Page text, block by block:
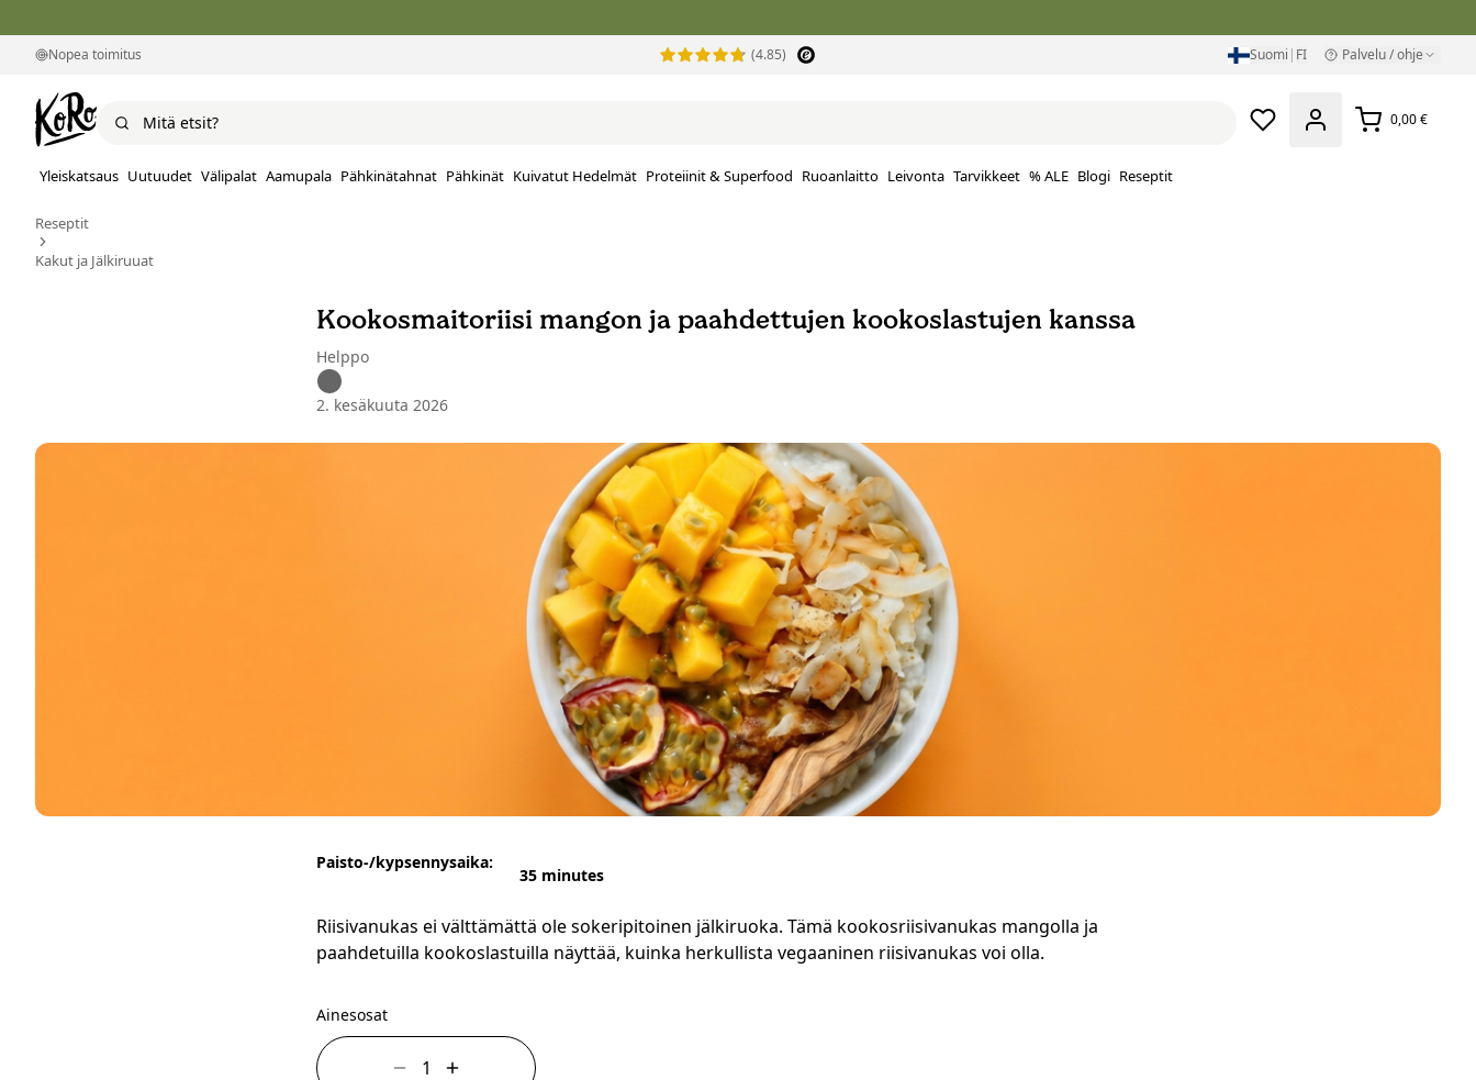
Nopea toimitus (4.85) Suomi | FI Palvelu / ohje
0,00 €
Yleiskatsaus Uutuudet Välipalat Aamupala Pähkinätahnat Pähkinät Kuivatut Hedelmät Proteiinit & Superfood Ruoanlaitto Leivonta Tarvikkeet % ALE Blogi Reseptit
Reseptit
Kakut ja Jälkiruuat
Kookosmaitoriisi mangon ja paahdettujen kookoslastujen kanssa
Helppo
2. kesäkuuta 2026
Paisto-/kypsennysaika:
35 minutes
Riisivanukas ei välttämättä ole sokeripitoinen jälkiruoka. Tämä kookosriisivanukas mangolla ja
paahdetuilla kookoslastuilla näyttää, kuinka herkullista vegaaninen riisivanukas voi olla.
Ainesosat